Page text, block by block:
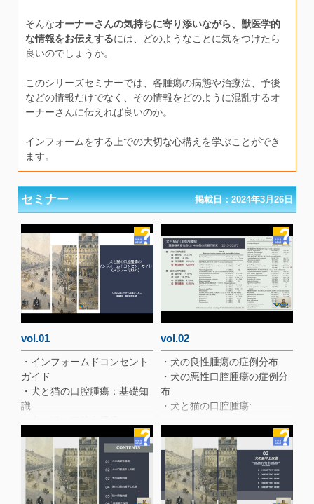
そんなオーナーさんの気持ちに寄り添いながら、獣医学的
な情報をお伝えするには、どのようなことに気をつけたら
良いのでしょうか。
このシリーズセミナーでは、各腫瘍の病態や治療法、予後
などの情報だけでなく、その情報をどのように混乱するオ
ーナーさんに伝えれば良いのか。
インフォームをする上での大切な心構えを学ぶことができ
ます。
セミナー 掲載日：2024年3月26日
vol.01
・インフォームドコンセント
ガイド
・犬と猫の口腔腫瘍：基礎知
識
vol.02
・犬の良性腫瘍の症例分布
・犬の悪性口腔腫瘍の症例分
布
・犬と猫の口腔腫瘍:
・口腔内腫瘍のTMN分類
・犬と猫の口腔腫瘍のステー
ジ分類